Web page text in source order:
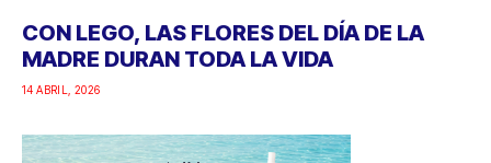
CON LEGO, LAS FLORES DEL DÍA DE LA
MADRE DURAN TODA LA VIDA
14 ABRIL, 2026